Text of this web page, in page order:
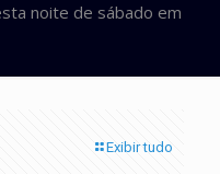
noite de sábado em
Exibir tudo